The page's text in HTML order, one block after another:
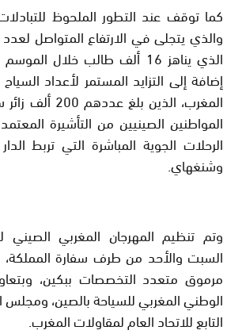
كما توقف عند التطور الملحوظ للتبادلات
والذي يتجلى في الارتفاع المتواصل لعدد
إضافة إلى التزايد المستمر لأعداد
الرحلات الجوية المباشرة التي تربط
وشنغهاي.
وتم تنظيم المهرجان المغربي الصيني
السبت والأحد من طرف سفارة
مرموق متعدد التخصصات ببكين،
الوطني المغربي للسياحة بالصين، ومجلس
التابع للاتحاد العام لمقاولات المغرب.